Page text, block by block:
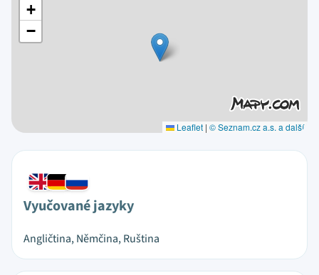
+
−
Leaflet | © Seznam.cz a.s. a další
Vyučované jazyky
Angličtina, Němčina, Ruština